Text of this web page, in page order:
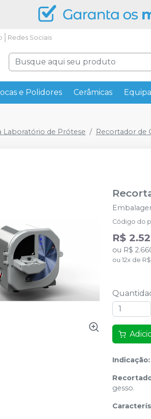
Redes Sociais
e Polidores Cerâmicas
Laboratório de Prótese Recortador de
Código do
R$
ou R$
ou 12x de
Indicação:
gesso.